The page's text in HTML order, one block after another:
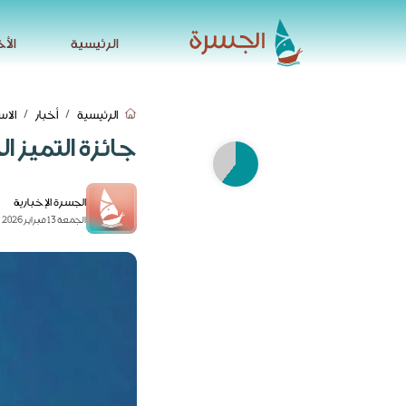
الرئيسية
الرئيسية أخبار
جائزة
الجسرة الإخبارية
الجمعة 13 فبراير 2026